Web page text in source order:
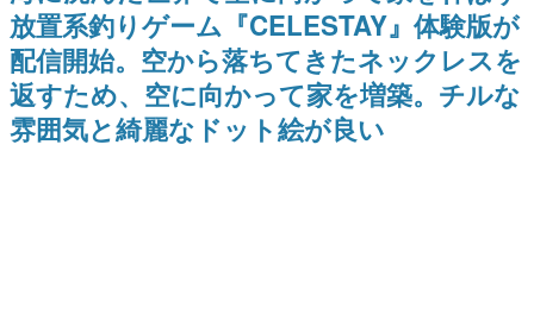
ゲームに多大な影響を受けた作家さんに取材し、ゲームが
日本のコンテンツ産業やカルチャーに与えた影響を探る企
画です。
日本モバイルゲーム産業史
日本のモバイルゲーム史における主要なトピック・タイト
ルを網羅するほか、開発者へのインタビューや識者による
解説を掲載。約20年の歴史が一望できる決定版！
ナイトライブにてディレクター
の浜口直樹氏が登壇する予定
野貴紀さんが担当する
放置系釣りゲーム『CELESTAY』体験版が
配信開始。空から落ちてきたネックレスを
返すため、空に向かって家を増築。チルな
雰囲気と綺麗なドット絵が良い